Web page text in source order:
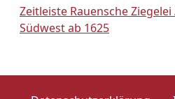
Zeitleiste Rauensche
Südwest ab 1625